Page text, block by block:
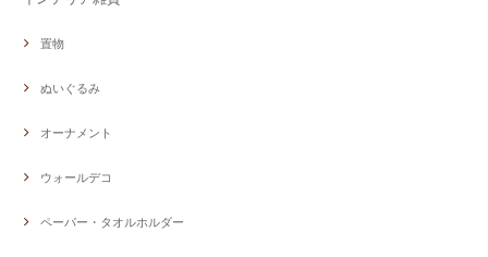
置物
ぬいぐるみ
オーナメント
ウォールデコ
ペーパー・タオルホルダー